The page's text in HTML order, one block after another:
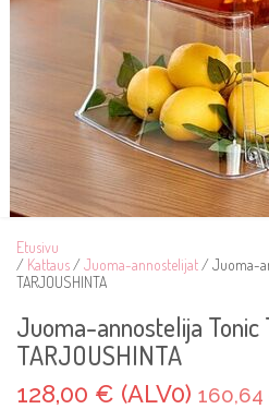
Etusivu
/ Kattaus /Juoma-annostelijat / Juoma-
TARJOUSHINTA
Juoma-annostelija Tonic
TARJOUSHINTA
128,00 € (ALV0) 160,64